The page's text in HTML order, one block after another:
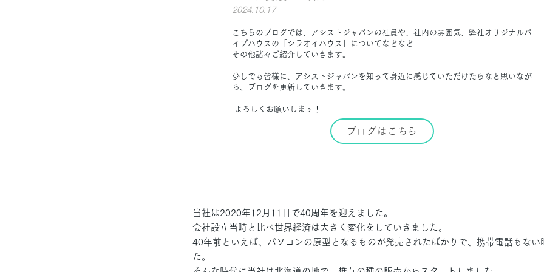
2024.10.17
こちらのブログでは、アシストジャパンの社員や、社内の雰囲気、弊社オリジナルパ
イプハウスの「シラオイハウス」についてなどなど
その他諸々ご紹介していきます。
少しでも皆様に、アシストジャパンを知って身近に感じていただけたらなと思いなが
ら、ブログを更新していきます。
よろしくお願いします！
ブログはこちら
当社は2020年12月11日で40周年を迎えました。
会社設立当時と比べ世界経済は大きく変化をしていきました。
40年前といえば、パソコンの原型となるものが発売されたばかりで、携帯電話もない
た。